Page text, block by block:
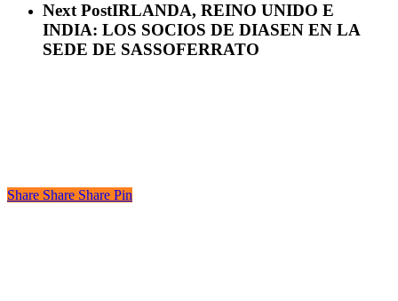
Next PostIRLANDA, REINO UNIDO E
INDIA: LOS SOCIOS DE DIASEN EN LA
SEDE DE SASSOFERRATO
Share
Share Share Share Pin